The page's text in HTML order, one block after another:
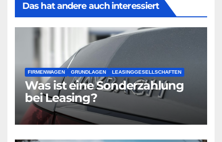
Das hat andere auch interessiert
FIRMENWAGEN GRUNDLAGEN LEASINGGESELLSCHAFTEN
Was ist eine Sonderzahlung
bei Leasing?